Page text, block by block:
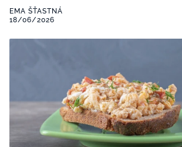
Všechny kategorie
Seberozvoj
Všechny kategorie
Testy a kvízy
Všechny kategorie
Tvoření
BurdaMedia
Extra
EMA ŠŤASTNÁ
18/06/2026